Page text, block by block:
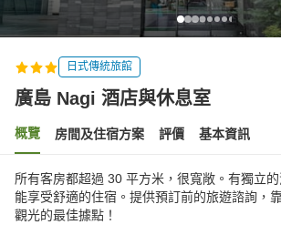
日式傳統旅館
廣島 Nagi 酒店與休息室
概覽 房間及住宿方案 評價 基本資訊
所有客房都超過 30 平方米，很寬敞。有獨立
能享受舒適的住宿。提供預訂前的旅遊諮詢，
觀光的最佳據點！